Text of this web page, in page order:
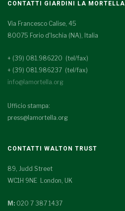
CONTATTI GIARDINI LA MORTELLA
Via Francesco Calise, 45
80075 Forio d'Ischia (NA), Italia
+ (39) 081.986220 (tel/fax)
+ (39) 081.986237 (tel/fax)
info@lamortella.org
Ufficio stampa:
press@lamortella.org
CONTATTI WALTON TRUST
89, Judd Street
WC1H 9NE London, UK
M: 020 7 387 1437